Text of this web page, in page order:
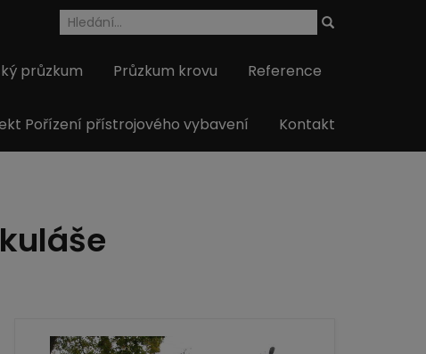
průzkum Průzkum krovu Reference
Pořízení přístrojového vybavení Kontakt